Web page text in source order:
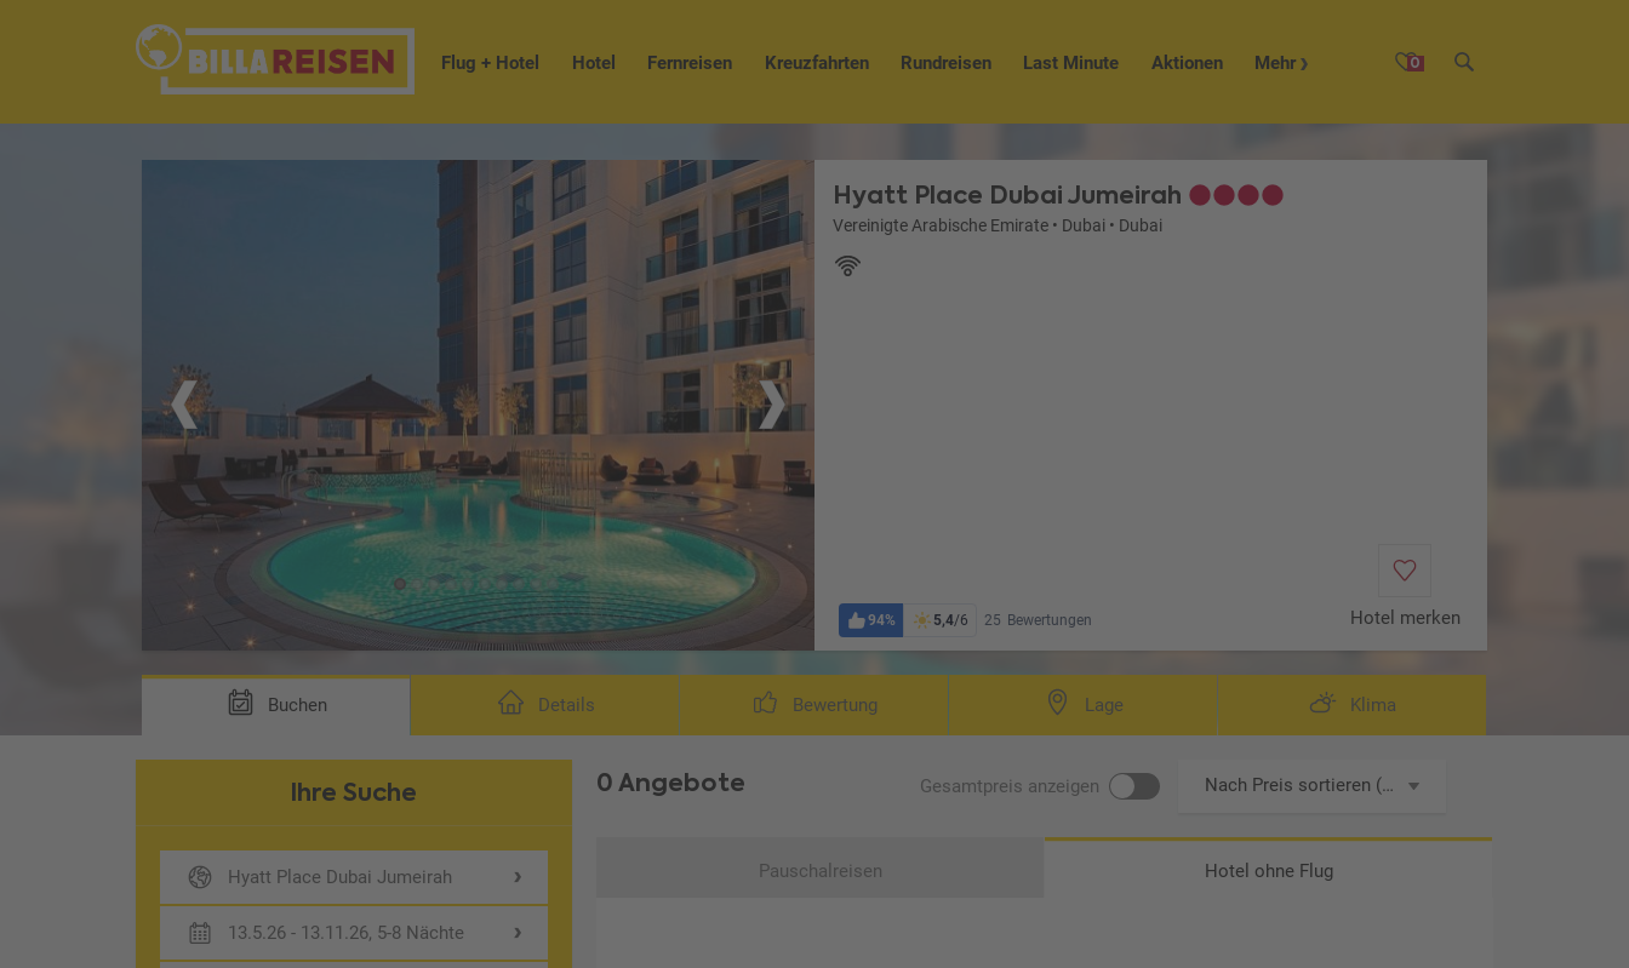
0
Flug + Hotel Hotel Fernreisen Kreuzfahrten Rundreisen Last Minute Aktionen Mehr
Wohnbeispiel Standard (Zimmercodierung DB1)
Hyatt Place Dubai Jumeirah
Vereinigte Arabische Emirate • Dubai • Dubai
94% 5,4/6 25 Bewertungen Hotel merken
Buchen Details Bewertung Lage Klima
Ihre Suche
Hyatt Place Dubai Jumeirah
13.5.26 - 13.11.26, 5-8 Nächte
0 Angebote Gesamtpreis anzeigen Nach Preis sortieren (aufsteigend)
Pauschalreisen Hotel ohne Flug